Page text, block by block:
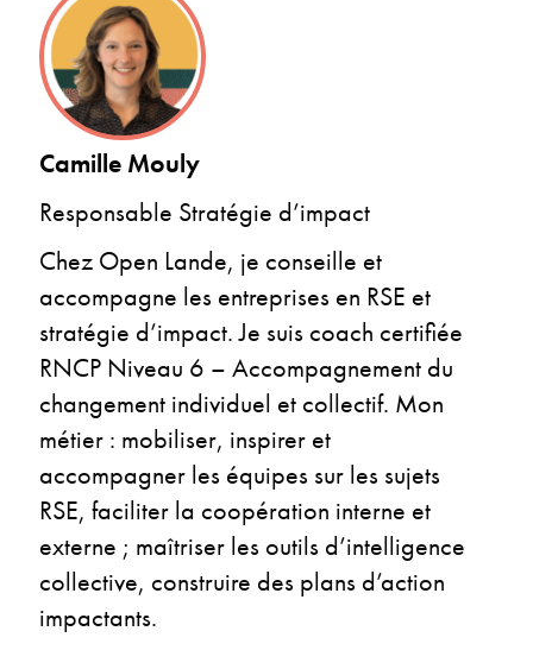
Camille Mouly
Responsable Stratégie d’impact
Chez Open Lande, je conseille et
accompagne les entreprises en RSE et
stratégie d’impact. Je suis coach certifiée
RNCP Niveau 6 – Accompagnement du
changement individuel et collectif. Mon
métier : mobiliser, inspirer et
accompagner les équipes sur les sujets
RSE, faciliter la coopération interne et
externe ; maîtriser les outils d’intelligence
collective, construire des plans d’action
impactants.